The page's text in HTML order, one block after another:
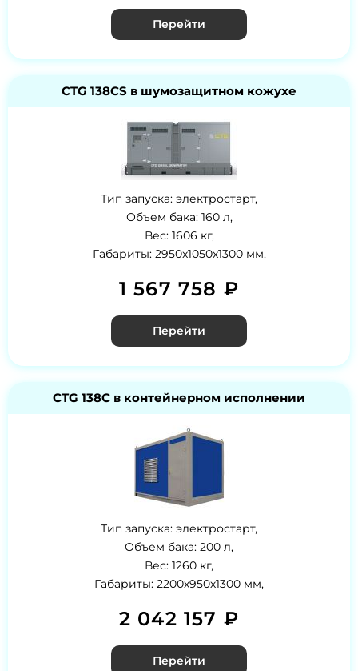
Перейти
CTG 138CS в шумозащитном кожухе
Тип запуска: электростарт,
Объем бака: 160 л,
Вес: 1606 кг,
Габариты: 2950x1050x1300 мм,
1 567 758 ₽
Перейти
CTG 138C в контейнерном исполнении
Тип запуска: электростарт,
Объем бака: 200 л,
Вес: 1260 кг,
Габариты: 2200х950х1300 мм,
2 042 157 ₽
Перейти